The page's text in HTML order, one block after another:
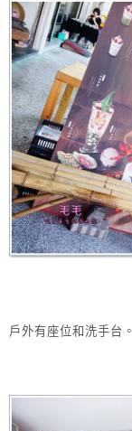
戶外有座位和洗手台。